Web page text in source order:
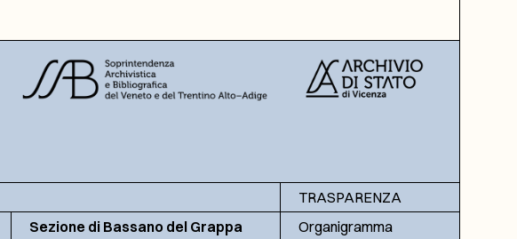
Sezione di Bassano del Grappa
TRASPARENZA
Organigramma